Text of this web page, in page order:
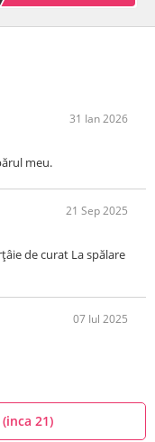
31 Ian 2026
meu.
21 Sep 2025
de curat La spălare
07 Iul 2025
21)